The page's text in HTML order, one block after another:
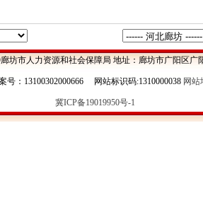
坊市人力资源和社会保障局 地址：廊坊市广阳区广
号：13100302000666 网站标识码:1310000038 网站
冀ICP备19019950号-1